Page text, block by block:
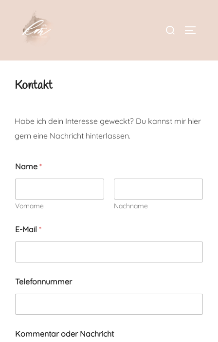
springen
Suchen
Kontakt
Habe ich dein Interesse geweckt? Du kannst mir hier
gern eine Nachricht hinterlassen.
Name *
Vorname Nachname
E-Mail *
Telefonnummer
Kommentar oder Nachricht